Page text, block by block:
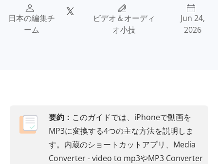
日本の編集チ
ーム
ビデオ＆オーディ
オ小技
Jun 24,
2026
要約： このガイドでは、iPhoneで動画を
MP3に変換する4つの主な方法を説明しま
す。内蔵のショートカットアプリ、Media
Converter - video to mp3やMP3 Converter